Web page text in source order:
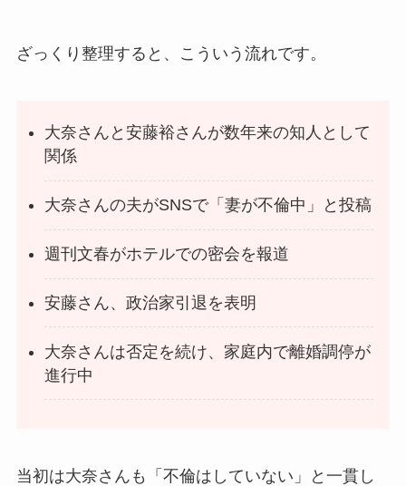
ざっくり整理すると、こういう流れです。
大奈さんと安藤裕さんが数年来の知人として
関係
大奈さんの夫がSNSで「妻が不倫中」と投稿
週刊文春がホテルでの密会を報道
安藤さん、政治家引退を表明
大奈さんは否定を続け、家庭内で離婚調停が
進行中
当初は大奈さんも「不倫はしていない」と一貫し